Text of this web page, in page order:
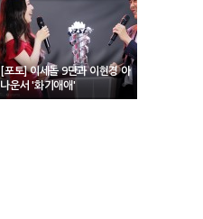
[포토] 이세돌 9단과 이현경 아
나운서 '화기애애'